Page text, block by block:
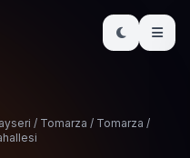
/ Tomarza / Tomarza /